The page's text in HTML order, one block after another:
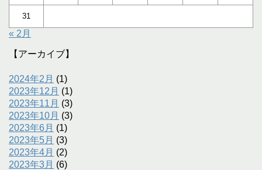
31
« 2月
【アーカイブ】
2024年2月 (1)
2023年12月 (1)
2023年11月 (3)
2023年10月 (3)
2023年6月 (1)
2023年5月 (3)
2023年4月 (2)
2023年3月 (6)